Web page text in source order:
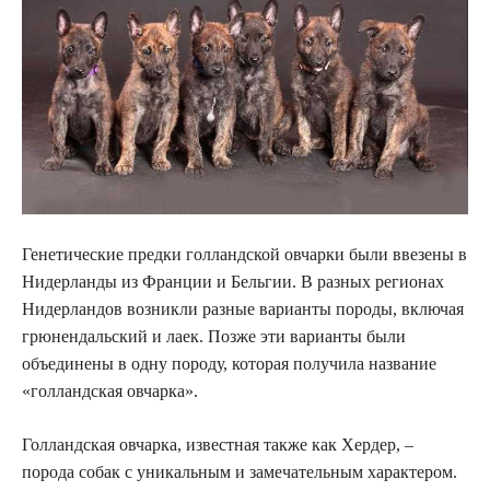
Генетические предки голландской овчарки были ввезены в
Нидерланды из Франции и Бельгии. В разных регионах
Нидерландов возникли разные варианты породы, включая
грюнендальский и лаек. Позже эти варианты были
объединены в одну породу, которая получила название
«голландская овчарка».
Голландская овчарка, известная также как Хердер, –
порода собак с уникальным и замечательным характером.